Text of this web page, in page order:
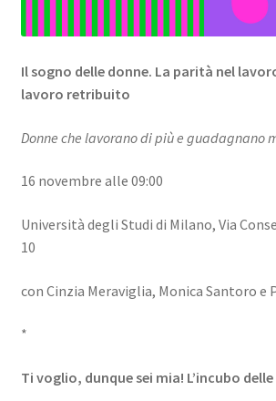
Il sogno delle donne. La parità nel
lavoro retribuito
Donne che lavorano di più e guadagnano
16 novembre alle 09:00
Università degli Studi di Milano, Via
10
con Cinzia Meraviglia, Monica Santoro e
*
Ti voglio, dunque sei mia! L’incubo